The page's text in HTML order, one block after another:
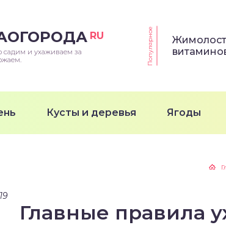
RU
садим и ухаживаем за
Популярное
Кусты и деревья Ягоды
Главные правила